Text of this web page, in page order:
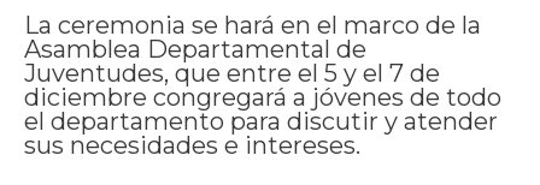
La ceremonia se hará en el marco de la
Asamblea Departamental de
Juventudes, que entre el 5 y el 7 de
diciembre congregará a jóvenes de todo
el departamento para discutir y atender
sus necesidades e intereses.